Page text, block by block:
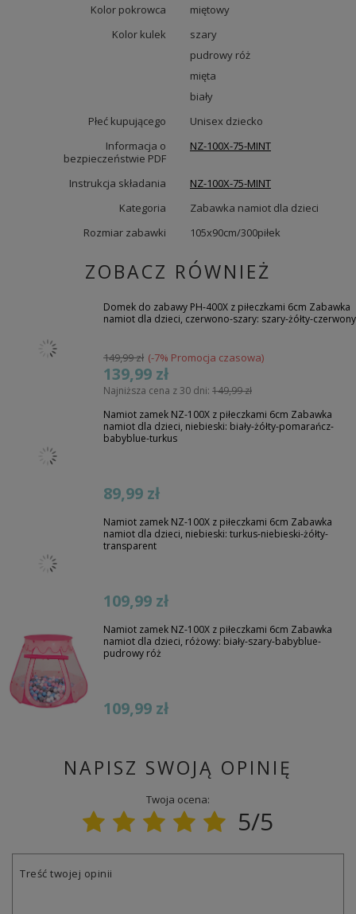
Kolor pokrowca
miętowy
Kolor kulek
szary
pudrowy róż
mięta
biały
Płeć kupującego
Unisex dziecko
Informacja o
bezpieczeństwie PDF
NZ-100X-75-MINT
Instrukcja składania
NZ-100X-75-MINT
Kategoria
Zabawka namiot dla dzieci
Rozmiar zabawki
105x90cm/300piłek
ZOBACZ RÓWNIEŻ
Domek do zabawy PH-400X z piłeczkami 6cm Zabawka
namiot dla dzieci, czerwono-szary: szary-żółty-czerwony
149,99 zł (-7% Promocja czasowa)
139,99 zł
Najniższa cena z 30 dni: 149,99 zł
Namiot zamek NZ-100X z piłeczkami 6cm Zabawka
namiot dla dzieci, niebieski: biały-żółty-pomarańcz-
babyblue-turkus
89,99 zł
Namiot zamek NZ-100X z piłeczkami 6cm Zabawka
namiot dla dzieci, niebieski: turkus-niebieski-żółty-
transparent
109,99 zł
Namiot zamek NZ-100X z piłeczkami 6cm Zabawka
namiot dla dzieci, różowy: biały-szary-babyblue-
pudrowy róż
109,99 zł
NAPISZ SWOJĄ OPINIĘ
Twoja ocena:
5/5
Treść twojej opinii